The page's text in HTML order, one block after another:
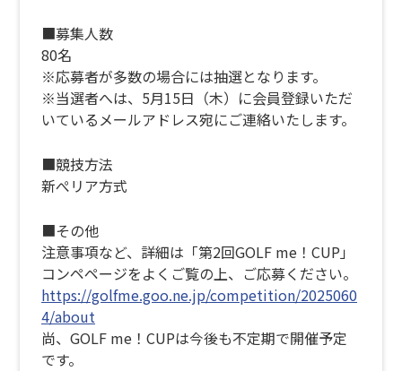
■募集人数
80名
※応募者が多数の場合には抽選となります。
※当選者へは、5月15日（木）に会員登録いただ
いているメールアドレス宛にご連絡いたします。
■競技方法
新ぺリア方式
■その他
注意事項など、詳細は「第2回GOLF me！CUP」
コンペページをよくご覧の上、ご応募ください。
https://golfme.goo.ne.jp/competition/2025060
4/about
尚、GOLF me！CUPは今後も不定期で開催予定
です。